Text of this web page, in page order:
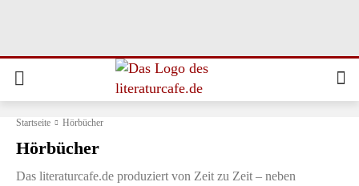
Startseite Hörbücher
Hörbücher
Das literaturcafe.de produziert von Zeit zu Zeit – neben